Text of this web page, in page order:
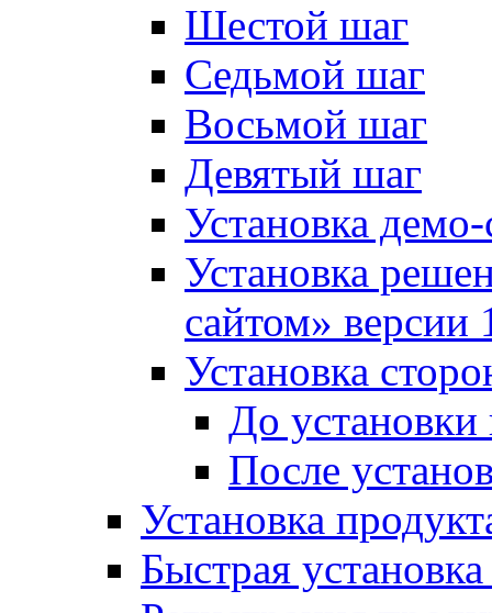
Шестой шаг
Седьмой шаг
Восьмой шаг
Девятый шаг
Установка
Установка
сайтом»
Установка
До установки
После
Установка
Быстрая